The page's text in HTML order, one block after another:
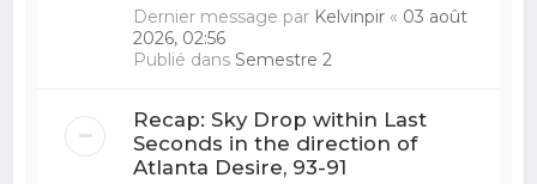
Dernier message par Kelvinpir « 03 août
2026, 02:56
Publié dansSemestre 2
Recap: Sky Drop within Last
Seconds in the direction of
Atlanta Desire, 93-91